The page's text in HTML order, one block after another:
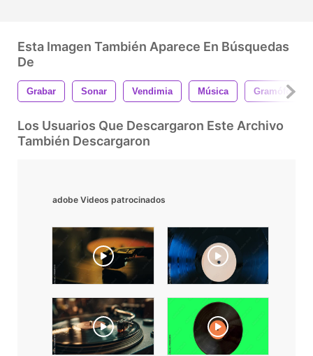
Esta Imagen También Aparece En Búsquedas
De
Grabar Sonar Vendimia Música Gramófono
Los Usuarios Que Descargaron Este Archivo
También Descargaron
adobe Videos patrocinados